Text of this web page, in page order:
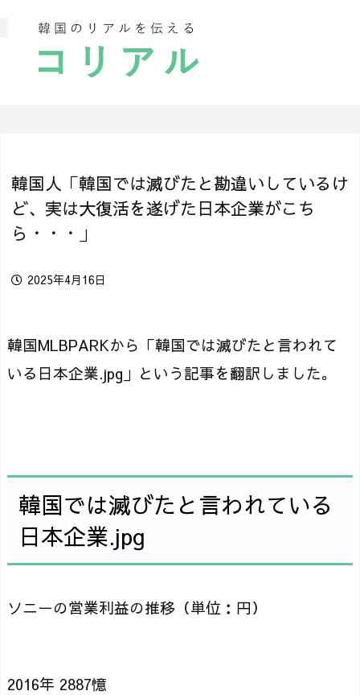
韓国人「韓国では滅びたと勘違いしているけ
ど、実は大復活を遂げた日本企業がこち
ら・・・」
2025年4月16日
韓国MLBPARKから「韓国では滅びたと言われて
いる日本企業.jpg」という記事を翻訳しました。
韓国では滅びたと言われている
日本企業.jpg
ソニーの営業利益の推移（単位：円）
2016年 2887憶